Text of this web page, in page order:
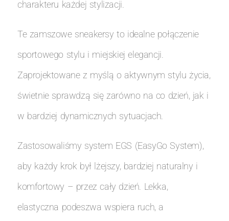
charakteru każdej stylizacji.
Te zamszowe sneakersy to idealne połączenie
sportowego stylu i miejskiej elegancji.
Zaprojektowane z myślą o aktywnym stylu życia,
świetnie sprawdzą się zarówno na co dzień, jak i
w bardziej dynamicznych sytuacjach.
Zastosowaliśmy system EGS (EasyGo System),
aby każdy krok był lżejszy, bardziej naturalny i
komfortowy – przez cały dzień. Lekka,
elastyczna podeszwa wspiera ruch, a